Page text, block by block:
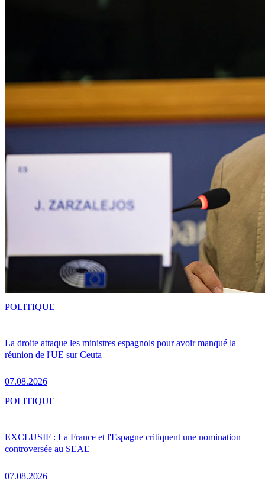
La droite attaque les ministres espagnols pour avoir manqué la
réunion de l'UE sur Ceuta
07.08.2026
POLITIQUE
EXCLUSIF : La France et l'Espagne critiquent une nomination
controversée au SEAE
07.08.2026
POLITIQUE